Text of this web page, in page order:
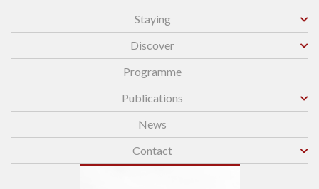
Staying
Discover
Programme
Publications
News
Contact